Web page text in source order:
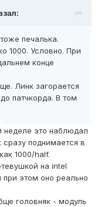
печалька.
1000. Условно. При
конце
Линк загорается
патчкорда. В том
это наблюдал
сразу поднимается в
1000/half.
на intel
при этом оно реально
головняк - модуль